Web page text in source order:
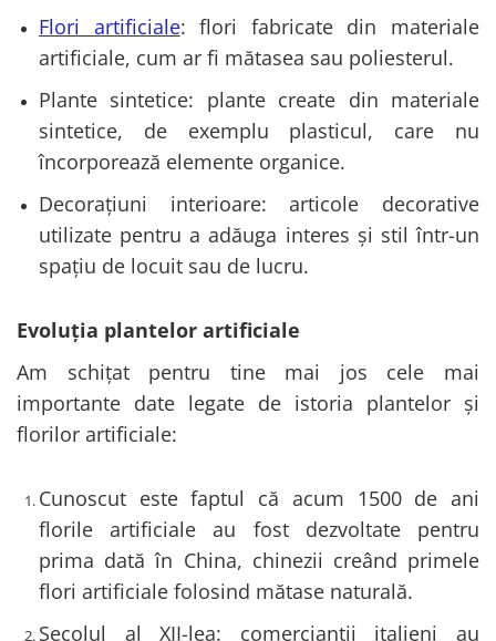
Flori artificiale: flori fabricate din materiale
artificiale, cum ar fi mătasea sau poliesterul.
Plante sintetice: plante create din materiale
sintetice, de exemplu plasticul, care nu
încorporează elemente organice.
Decorațiuni interioare: articole decorative
utilizate pentru a adăuga interes și stil într-un
spațiu de locuit sau de lucru.
Evoluția plantelor artificiale
Am schițat pentru tine mai jos cele mai
importante date legate de istoria plantelor și
florilor artificiale:
Cunoscut este faptul că acum 1500 de ani
florile artificiale au fost dezvoltate pentru
prima dată în China, chinezii creând primele
flori artificiale folosind mătase naturală.
Secolul al XII-lea: comercianții italieni au